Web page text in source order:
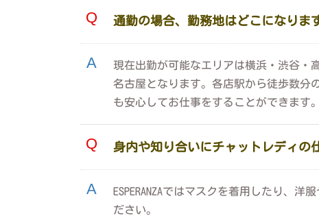
通勤の場合、勤務地はどこになりま
現在出勤が可能なエリアは横浜・渋谷・
名古屋となります。各店駅から徒歩数分
も安心してお仕事をすることができます
身内や知り合いにチャットレディの
ESPERANZAではマスクを着用したり、
ださい。